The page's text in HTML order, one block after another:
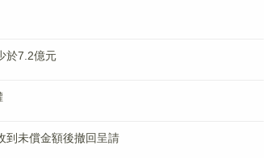
於7.2億元
到未償金額後撤回呈請